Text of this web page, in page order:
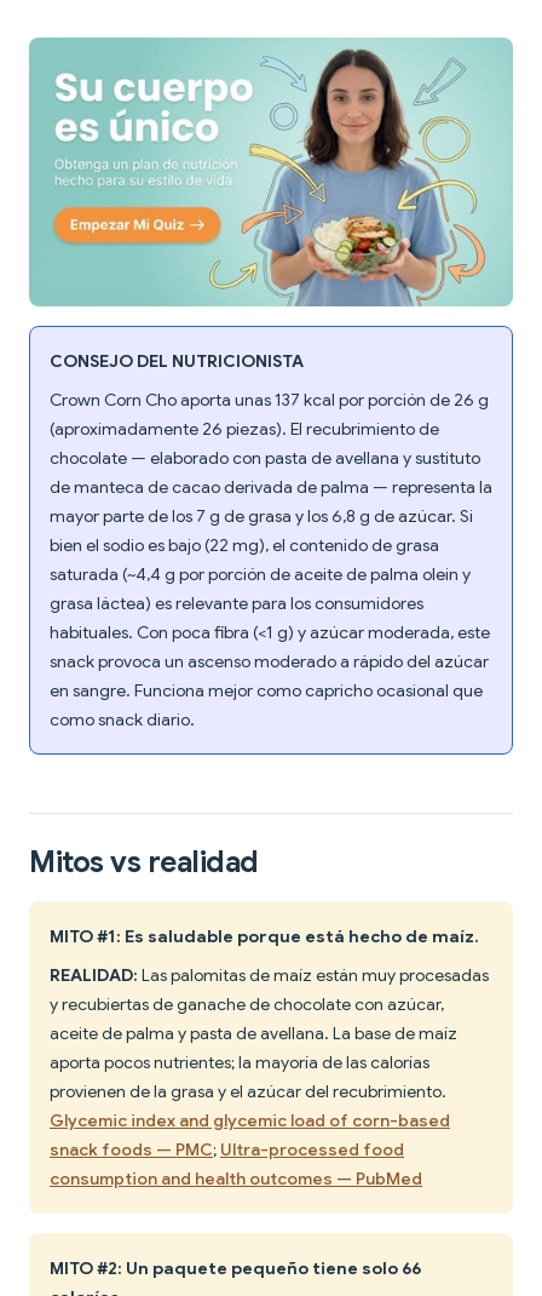
CONSEJO DEL NUTRICIONISTA
Crown Corn Cho aporta unas 137 kcal por porción de 26 g
(aproximadamente 26 piezas). El recubrimiento de
chocolate — elaborado con pasta de avellana y sustituto
de manteca de cacao derivada de palma — representa la
mayor parte de los 7 g de grasa y los 6,8 g de azúcar. Si
bien el sodio es bajo (22 mg), el contenido de grasa
saturada (~4,4 g por porción de aceite de palma olein y
grasa láctea) es relevante para los consumidores
habituales. Con poca fibra (<1 g) y azúcar moderada, este
snack provoca un ascenso moderado a rápido del azúcar
en sangre. Funciona mejor como capricho ocasional que
como snack diario.
Mitos vs realidad
MITO #1: Es saludable porque está hecho de maíz.
REALIDAD: Las palomitas de maíz están muy procesadas
y recubiertas de ganache de chocolate con azúcar,
aceite de palma y pasta de avellana. La base de maíz
aporta pocos nutrientes; la mayoría de las calorías
provienen de la grasa y el azúcar del recubrimiento.
Glycemic index and glycemic load of corn-based
snack foods — PMC; Ultra-processed food
consumption and health outcomes — PubMed
MITO #2: Un paquete pequeño tiene solo 66